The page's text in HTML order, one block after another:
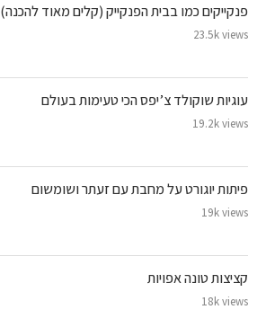
פנקייקים כמו בבית הפנקייק (קלים מאוד להכנה)
23.5k views
עוגיות שוקולד צ’יפס הכי טעימות בעולם
19.2k views
פיתות יוגורט על מחבת עם זעתר ושומשום
19k views
קציצות טונה אפויות
18k views